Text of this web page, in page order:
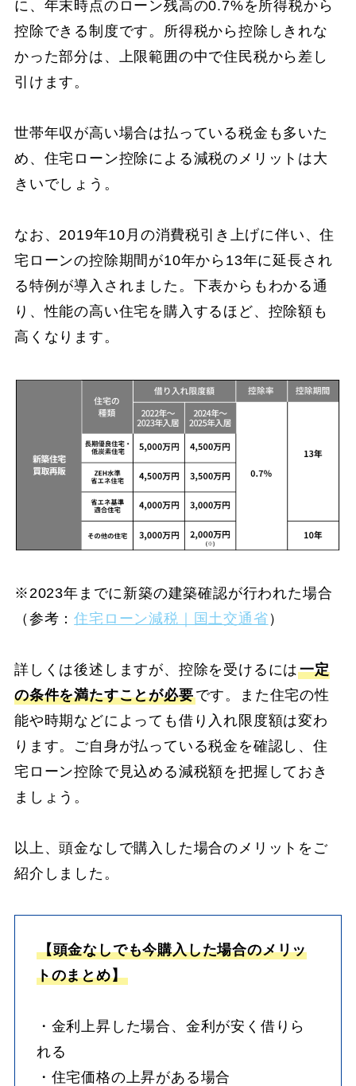
に、年末時点のローン残高の0.7%を所得税から
控除できる制度です。所得税から控除しきれな
かった部分は、上限範囲の中で住民税から差し
引けます。
世帯年収が高い場合は払っている税金も多いた
め、住宅ローン控除による減税のメリットは大
きいでしょう。
なお、2019年10月の消費税引き上げに伴い、住
宅ローンの控除期間が10年から13年に延長され
る特例が導入されました。下表からもわかる通
り、性能の高い住宅を購入するほど、控除額も
高くなります。
※2023年までに新築の建築確認が行われた場合
（参考：住宅ローン減税｜国土交通省 ）
詳しくは後述しますが、控除を受けるには一定
の条件を満たすことが必要です。また住宅の性
能や時期などによっても借り入れ限度額は変わ
ります。ご自身が払っている税金を確認し、住
宅ローン控除で見込める減税額を把握しておき
ましょう。
以上、頭金なしで購入した場合のメリットをご
紹介しました。
【頭金なしでも今購入した場合のメリッ
トのまとめ】
・金利上昇した場合、金利が安く借りら
れる
・住宅価格の上昇がある場合